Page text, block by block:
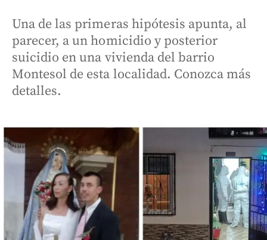
Una de las primeras hipótesis apunta, al
parecer, a un homicidio y posterior
suicidio en una vivienda del barrio
Montesol de esta localidad. Conozca más
detalles.